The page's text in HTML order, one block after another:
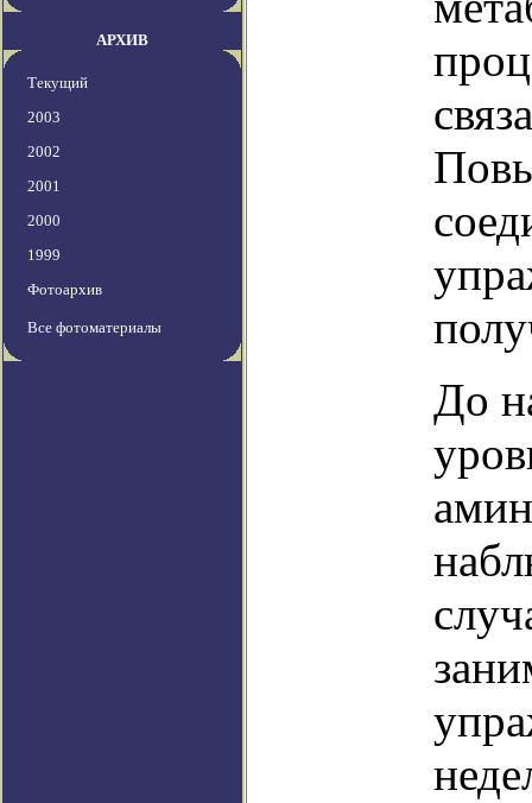
АРХИВ
Текущий
2003
2002
2001
2000
1999
Фотоархив
Все фотоматериалы
До